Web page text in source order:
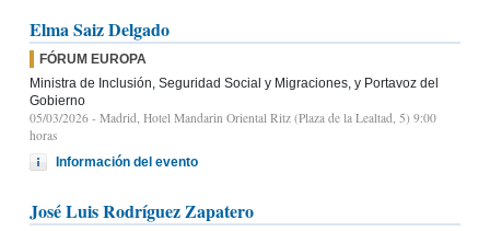
Elma Saiz Delgado
FÓRUM EUROPA
Ministra de Inclusión, Seguridad Social y Migraciones, y Portavoz del
Gobierno
05/03/2026 - Madrid, Hotel Mandarin Oriental Ritz (Plaza de la Lealtad, 5) 9:00
horas
Información del evento
José Luis Rodríguez Zapatero